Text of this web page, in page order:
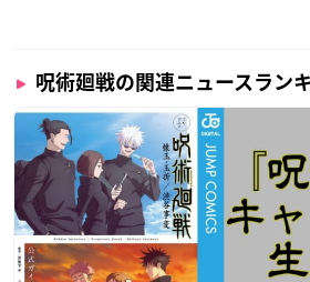
呪術廻戦の関連ニュースラン